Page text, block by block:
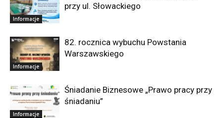
Informacje
przy ul. Słowackiego
Informacje
82. rocznica wybuchu Powstania
Warszawskiego
Informacje
Śniadanie Biznesowe „Prawo pracy przy
śniadaniu”